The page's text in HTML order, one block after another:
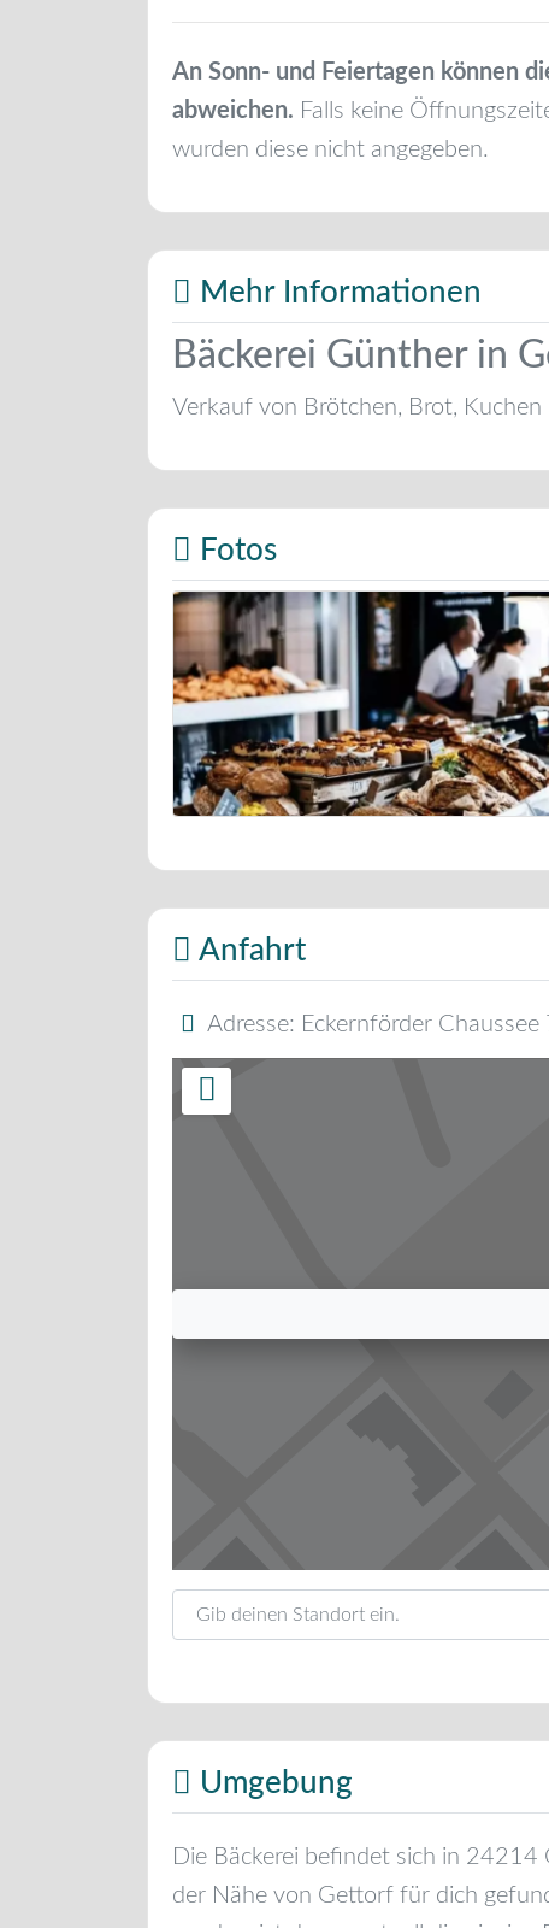
An Sonn- und Feiertagen können
abweichen. Falls keine
wurden diese nicht angegeben.
Mehr Informationen
Bäckerei Günther in
Verkauf von Brötchen, Brot,
Fotos
Bäckerei Musterbild
Anfahrt
Adresse: Eckernförder Chaussee
Umgebung
Die Bäckerei befindet sich in 24214
der Nähe von Gettorf für dich